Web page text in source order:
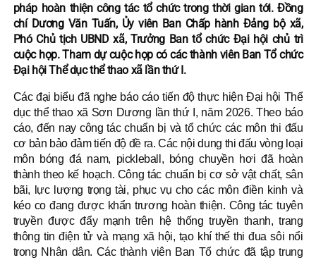
pháp hoàn thiện công tác tổ chức trong thời gian tới. Đồng
chí Dương Văn Tuấn, Ủy viên Ban Chấp hành Đảng bộ xã,
Phó Chủ tịch UBND xã, Trưởng Ban tổ chức Đại hội chủ trì
cuộc họp. Tham dự cuộc họp có các thành viên Ban Tổ chức
Đại hội Thể dục thể thao xã lần thứ I.
Các đại biểu đã nghe báo cáo tiến độ thực hiện Đại hội Thể
dục thể thao xã Sơn Dương lần thứ I, năm 2026. Theo báo
cáo, đến nay công tác chuẩn bị và tổ chức các môn thi đấu
cơ bản bảo đảm tiến độ đề ra. Các nội dung thi đấu vòng loại
môn bóng đá nam, pickleball, bóng chuyền hơi đã hoàn
thành theo kế hoạch. Công tác chuẩn bị cơ sở vật chất, sân
bãi, lực lượng trọng tài, phục vụ cho các môn điền kinh và
kéo co đang được khẩn trương hoàn thiện. Công tác tuyên
truyền được đẩy mạnh trên hệ thống truyền thanh, trang
thông tin điện tử và mạng xã hội, tạo khí thế thi đua sôi nổi
trong Nhân dân. Các thành viên Ban Tổ chức đã tập trung